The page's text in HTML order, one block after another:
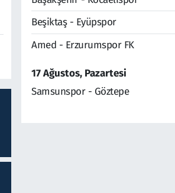
Beşiktaş - Eyüpspor
Amed - Erzurumspor FK
17 Ağustos, Pazartesi
Samsunspor - Göztepe